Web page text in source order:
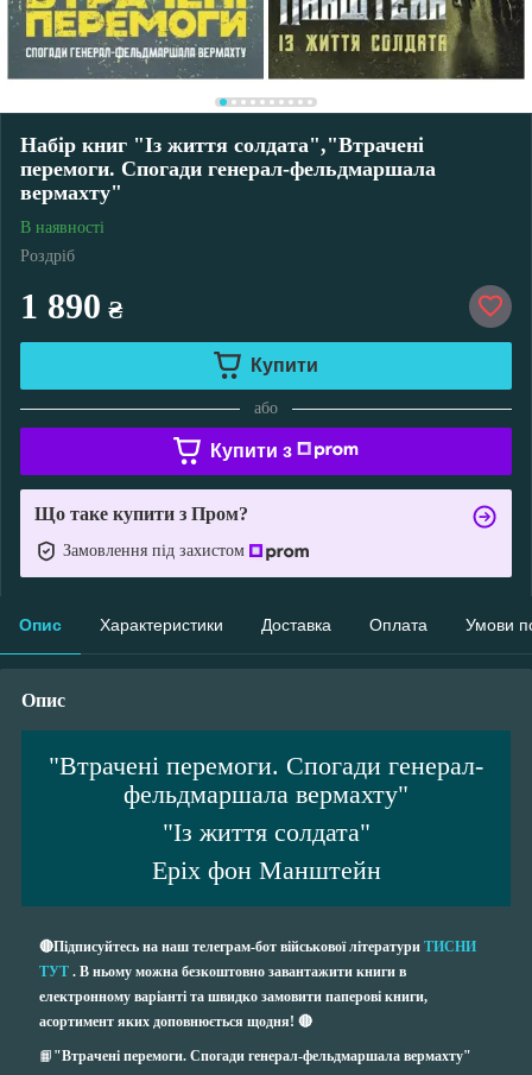
Набір книг "Із життя солдата","Втрачені
перемоги. Спогади генерал-фельдмаршала
вермахту"
В наявності
Роздріб
1 890 ₴
Купити
або
Купити з
Що таке купити з Пром?
Замовлення під захистом
Опис Характеристики Доставка Оплата Умови
Опис
"Втрачені перемоги. Спогади генерал-
фельдмаршала вермахту"
"Із життя солдата"
Еріх фон Манштейн
🔴Підписуйтесь на наш телеграм-бот військової літератури ТИСНИ
ТУТ . В ньому можна безкоштовно завантажити книги в
електронному варіанті та швидко замовити паперові книги,
асортимент яких доповнюється щодня! 🔴
📙 "Втрачені перемоги. Спогади генерал-фельдмаршала вермахту"